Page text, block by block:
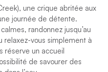
une crique abritée aux
journée de détente.
randonnez jusqu’au
relaxez-vous simplement à
réserve un accueil
de savourer des